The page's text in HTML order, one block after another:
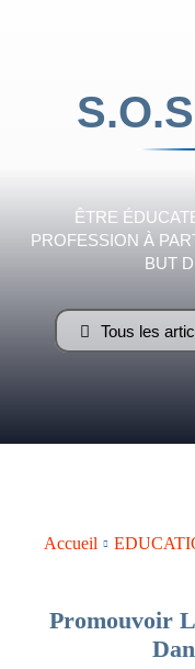
ÊTRE
PROFESSION À
BUT
Tous les
Accueil
Promouvoir